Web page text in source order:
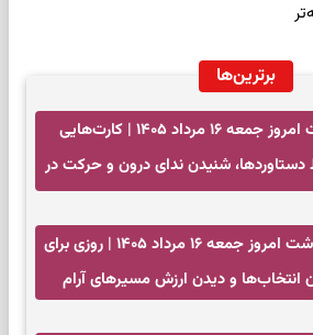
برترین‌ها
فال تاروت امروز جمعه ۱۶ مرداد ۱۴۰۵ | کارت‌هایی
دستاوردها، شنیدن ندای درون و حرکت در
فال سرنوشت امروز جمعه ۱۶ مرداد ۱۴۰۵ | روزی برای
و دیدن ارزش مسیرهای آرام